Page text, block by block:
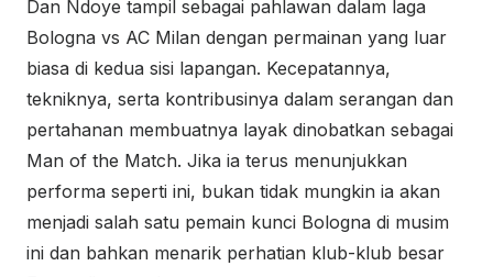
Dan Ndoye tampil sebagai pahlawan dalam laga
Bologna vs AC Milan dengan permainan yang luar
biasa di kedua sisi lapangan. Kecepatannya,
tekniknya, serta kontribusinya dalam serangan dan
pertahanan membuatnya layak dinobatkan sebagai
Man of the Match. Jika ia terus menunjukkan
performa seperti ini, bukan tidak mungkin ia akan
menjadi salah satu pemain kunci Bologna di musim
ini dan bahkan menarik perhatian klub-klub besar